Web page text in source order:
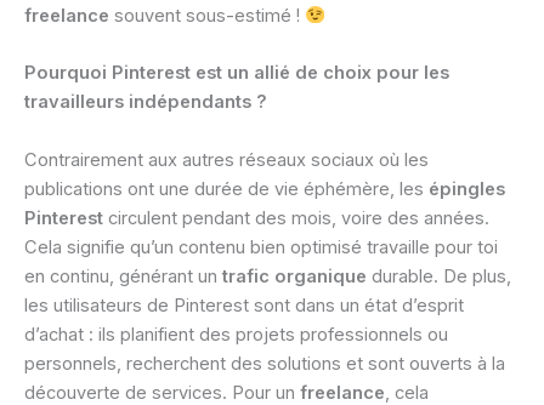
freelance souvent sous-estimé !
Pourquoi Pinterest est un allié de choix pour les
travailleurs indépendants ?
Contrairement aux autres réseaux sociaux où les
publications ont une durée de vie éphémère, les épingles
Pinterest circulent pendant des mois, voire des années.
Cela signifie qu’un contenu bien optimisé travaille pour toi
en continu, générant un trafic organique durable. De plus,
les utilisateurs de Pinterest sont dans un état d’esprit
d’achat : ils planifient des projets professionnels ou
personnels, recherchent des solutions et sont ouverts à la
découverte de services. Pour un freelance, cela